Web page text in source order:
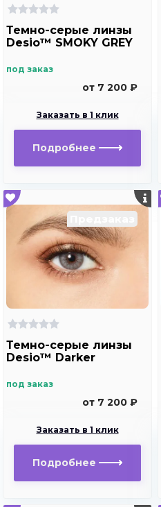
Темно-серые линзы
Desio™ SMOKY GREY
под заказ
от 7 200 ₽
Заказать в 1 клик
Подробнее
Темно-серые линзы
Desio™ Darker
под заказ
от 7 200 ₽
Заказать в 1 клик
Подробнее